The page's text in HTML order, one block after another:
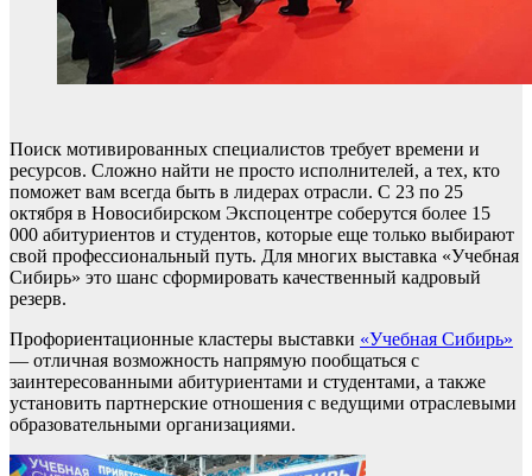
Поиск мотивированных специалистов требует времени и
ресурсов. Сложно найти не просто исполнителей, а тех, кто
поможет вам всегда быть в лидерах отрасли. С 23 по 25
октября в Новосибирском Экспоцентре соберутся более 15
000 абитуриентов и студентов, которые еще только выбирают
свой профессиональный путь. Для многих выставка «Учебная
Сибирь» это шанс сформировать качественный кадровый
резерв.
Профориентационные кластеры выставки «Учебная Сибирь»
— отличная возможность напрямую пообщаться с
заинтересованными абитуриентами и студентами, а также
установить партнерские отношения с ведущими отраслевыми
образовательными организациями.